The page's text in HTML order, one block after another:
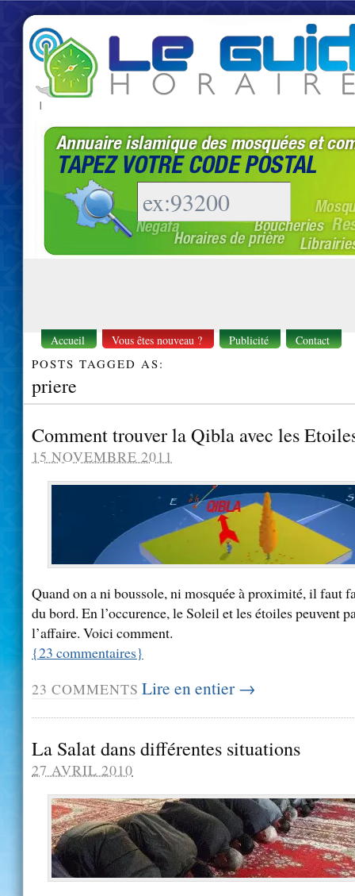
|
Accueil Vous êtes nouveau ? Publicité Contact
POSTS TAGGED AS:
priere
Comment trouver la Qibla avec les
15 NOVEMBRE 2011
Quand on a ni boussole, ni mosquée à proximité, il faut
du bord. En l’occurence, le Soleil et les étoiles peuvent
l’affaire. Voici comment.
{23 commentaires}
23 COMMENTS Lire en entier →
La Salat dans différentes situations
27 AVRIL 2010